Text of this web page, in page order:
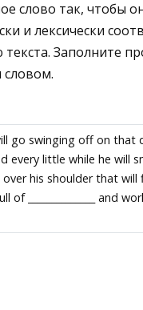
слово так, чтобы
и лексически
Заполните
go swinging off on that
every little while he will
his shoulder that will
of ______________ and